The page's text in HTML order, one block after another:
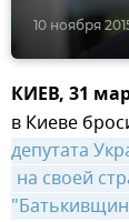
10 ноября
КИЕВ, 31
в Киеве
депутата
на своей